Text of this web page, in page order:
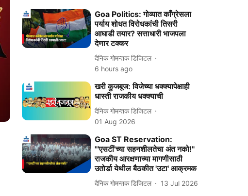
Goa Politics: गोव्यात काँग्रेसला
पर्याय शोधत विरोधकांची तिसरी
आघाडी तयार? सत्ताधारी भाजपला
देणार टक्कर
दैनिक गोमन्तक डिजिटल
6 hours ago
खरी कुजबूज: विजेच्या धक्क्यापेक्षाही
धास्ती राजकीय धक्क्याची
दैनिक गोमन्तक डिजिटल
01 Aug 2026
Goa ST Reservation:
"'एसटीं'च्या सहनशीलतेचा अंत नको!"
राजकीय आरक्षणाच्या मागणीसाठी
उतोर्डा येथील बैठकीत 'उटा' आक्रमक
दैनिक गोमन्तक डिजिटल 13 Jul 2026